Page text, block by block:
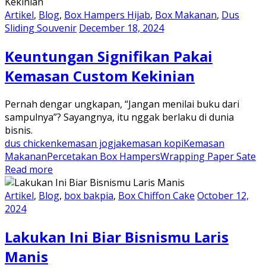
Artikel, Blog, Box Hampers Hijab, Box Makanan, Dus
Sliding Souvenir December 18, 2024
Keuntungan Signifikan Pakai
Kemasan Custom Kekinian
Pernah dengar ungkapan, “Jangan menilai buku dari
sampulnya”? Sayangnya, itu nggak berlaku di dunia
bisnis.
dus chickenkemasan jogjakemasan kopiKemasan
MakananPercetakan Box HampersWrapping Paper Sate
Read more
Artikel, Blog, box bakpia, Box Chiffon Cake October 12,
2024
Lakukan Ini Biar Bisnismu Laris
Manis